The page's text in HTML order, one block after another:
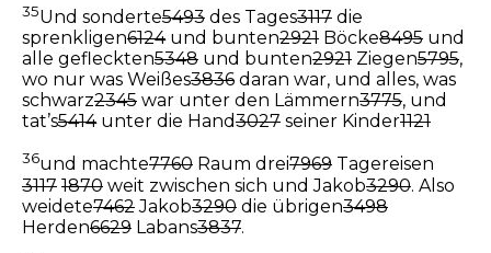
35Und sonderte5493 des Tages3117 die
sprenkligen6124und bunten2921 Böcke8495 und
alle gefleckten5348 und bunten2921 Ziegen5795,
wo nur was Weißes3836 daran war, und alles, was
schwarz2345 war unter den Lämmern3775, und
tat’s5414unter die Hand3027 seiner Kinder1121
36und machte7760 Raum drei7969 Tagereisen
3117 1870 weit zwischen sich und Jakob3290. Also
weidete7462Jakob3290 die übrigen3498
Herden6629 Labans3837.